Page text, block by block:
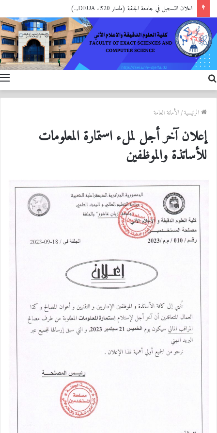
اعلان التسجيل في جامعة الجلفة (ماستر 20%، DEUA,..)
عن
الرئيسية/الأمانة العامة
إعلان آخر أجل لملء استمارة المعلومات
للأساتذة والموظفين